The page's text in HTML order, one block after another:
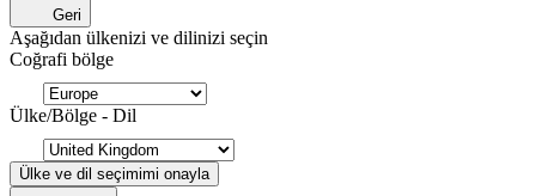
Geri
Aşağıdan ülkenizi ve dilinizi seçin
Coğrafi bölge
Ülke/Bölge - Dil
Ülke ve dil seçimimi onayla